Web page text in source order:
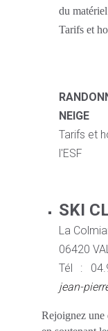
du
Tarifs et
NEIGE
Tarifs et
l'ESF
SKI
La
06420
Tél :
jean-
Rejoignez une